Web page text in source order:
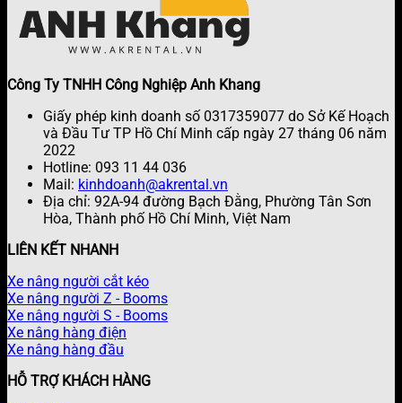
Công Ty TNHH Công Nghiệp Anh Khang
Giấy phép kinh doanh số 0317359077 do Sở Kế Hoạch
và Đầu Tư TP Hồ Chí Minh cấp ngày 27 tháng 06 năm
2022
Hotline: 093 11 44 036
Mail: kinhdoanh@akrental.vn
Địa chỉ: 92A-94 đường Bạch Đằng, Phường Tân Sơn
Hòa, Thành phố Hồ Chí Minh, Việt Nam
LIÊN KẾT NHANH
Xe nâng người cắt kéo
Xe nâng người Z - Booms
Xe nâng người S - Booms
Xe nâng hàng điện
Xe nâng hàng đầu
HỖ TRỢ KHÁCH HÀNG